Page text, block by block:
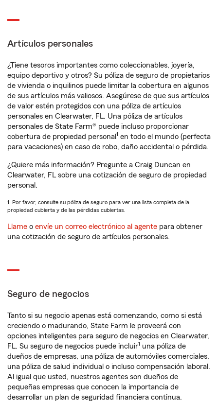
Artículos personales
¿Tiene tesoros importantes como coleccionables, joyería,
equipo deportivo y otros? Su póliza de seguro de propietarios
de vivienda o inquilinos puede limitar la cobertura en algunos
de sus artículos más valiosos. Asegúrese de que sus artículos
de valor estén protegidos con una póliza de artículos
personales en Clearwater, FL. Una póliza de artículos
personales de State Farm® puede incluso proporcionar
cobertura de propiedad personal 1 en todo el mundo (perfecta
para vacaciones) en caso de robo, daño accidental o pérdida.
¿Quiere más información? Pregunte a Craig Duncan en
Clearwater, FL sobre una cotización de seguro de propiedad
personal.
1. Por favor, consulte su póliza de seguro para ver una lista completa de la
propiedad cubierta y de las pérdidas cubiertas.
Llame o envíe un correo electrónico al agente para obtener
una cotización de seguro de artículos personales.
Seguro de negocios
Tanto si su negocio apenas está comenzando, como si está
creciendo o madurando, State Farm le proveerá con
opciones inteligentes para seguro de negocios en Clearwater,
FL. Su seguro de negocios puede incluir1 una póliza de
dueños de empresas, una póliza de automóviles comerciales,
una póliza de salud individual o incluso compensación laboral.
Al igual que usted, nuestros agentes son dueños de
pequeñas empresas que conocen la importancia de
desarrollar un plan de seguridad financiera continua.